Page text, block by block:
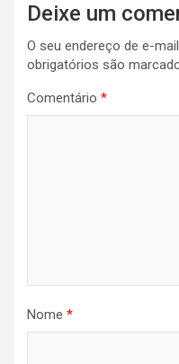
Deixe um
O seu endereço de e-
obrigatórios são
Comentário *
Nome *